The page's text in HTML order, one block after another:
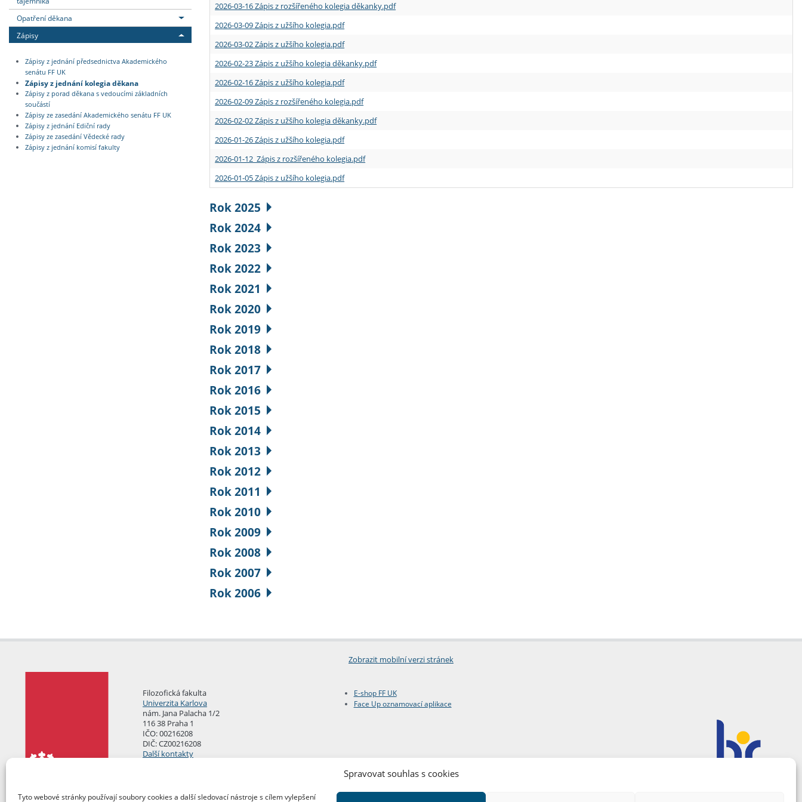
Spravovat souhlas s cookies
Tyto webové stránky používají soubory cookies a další sledovací nástroje s cílem vylepšení
Opatření děkana
Zápisy
Zápisy z jednání předsednictva Akademického
senátu FF UK
Zápisy z jednání kolegia děkana
Zápisy z porad děkana s vedoucími základních
součástí
Zápisy ze zasedání Akademického senátu FF UK
Zápisy z jednání Ediční rady
Zápisy ze zasedání Vědecké rady
Zápisy z jednání komisí fakulty
2026-03-16 Zápis z rozšířeného kolegia děkanky.pdf
2026-03-09 Zápis z užšího kolegia.pdf
2026-03-02 Zápis z užšího kolegia.pdf
2026-02-23 Zápis z užšího kolegia děkanky.pdf
2026-02-16 Zápis z užšího kolegia.pdf
2026-02-09 Zápis z rozšířeného kolegia.pdf
2026-02-02 Zápis z užšího kolegia děkanky.pdf
2026-01-26 Zápis z užšího kolegia.pdf
2026-01-12 Zápis z rozšířeného kolegia.pdf
2026-01-05 Zápis z užšího kolegia.pdf
Rok 2025
Rok 2024
Rok 2023
Rok 2022
Rok 2021
Rok 2020
Rok 2019
Rok 2018
Rok 2017
Rok 2016
Rok 2015
Rok 2014
Rok 2013
Rok 2012
Rok 2011
Rok 2010
Rok 2009
Rok 2008
Rok 2007
Rok 2006
Zobrazit mobilní verzi stránek
Filozofická fakulta
Univerzita Karlova
nám. Jana Palacha 1/2
116 38 Praha 1
IČO: 00216208
DIČ: CZ00216208
Další kontakty
E-shop FF UK
Face Up oznamovací aplikace